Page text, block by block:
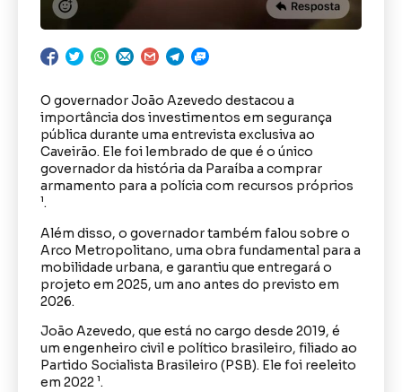
O governador João Azevedo destacou a
importância dos investimentos em segurança
pública durante uma entrevista exclusiva ao
Caveirão. Ele foi lembrado de que é o único
governador da história da Paraíba a comprar
armamento para a polícia com recursos próprios
¹.
Além disso, o governador também falou sobre o
Arco Metropolitano, uma obra fundamental para a
mobilidade urbana, e garantiu que entregará o
projeto em 2025, um ano antes do previsto em
2026.
João Azevedo, que está no cargo desde 2019, é
um engenheiro civil e político brasileiro, filiado ao
Partido Socialista Brasileiro (PSB). Ele foi reeleito
em 2022 ¹.